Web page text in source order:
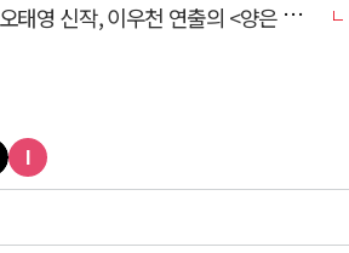
은 양순하다>"국민을 온순한 양으로 길들이는 전체주의적 정치의 알레고리"